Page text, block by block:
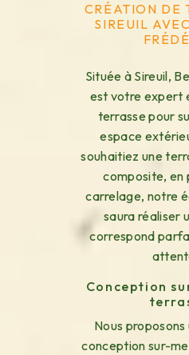
CRÉATION DE
SIREUIL
Située à Sireuil,
est votre expert
terrasse pour
espace
souhaitiez une
composite, en
carrelage, notre
saura réaliser
correspond
Conception
Nous
conception sur-